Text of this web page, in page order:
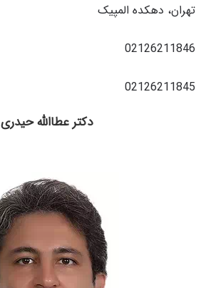
تهران، دهکده المپیک
02126211846
02126211845
دکتر عطاالله حیدری